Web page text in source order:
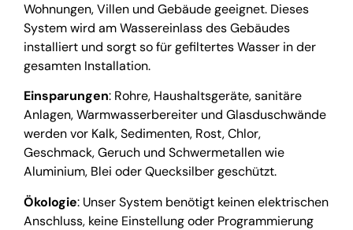
Wohnungen, Villen und Gebäude geeignet. Dieses
System wird am Wassereinlass des Gebäudes
installiert und sorgt so für gefiltertes Wasser in der
gesamten Installation.
Einsparungen: Rohre, Haushaltsgeräte, sanitäre
Anlagen, Warmwasserbereiter und Glasduschwände
werden vor Kalk, Sedimenten, Rost, Chlor,
Geschmack, Geruch und Schwermetallen wie
Aluminium, Blei oder Quecksilber geschützt.
Ökologie: Unser System benötigt keinen elektrischen
Anschluss, keine Einstellung oder Programmierung